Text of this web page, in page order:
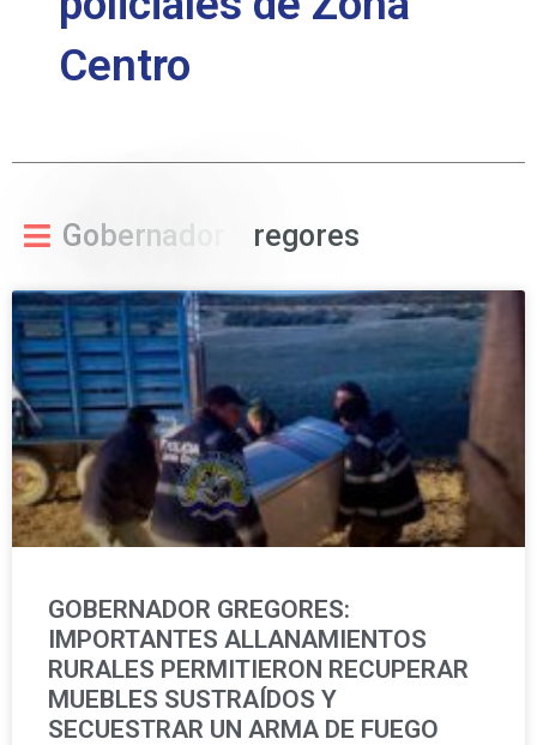
Centro
Go berna regores
GOBERNADOR GREGORES:
IMPORTANTES ALLANAMIENTOS
RURALES PERMITIERON RECUPERAR
MUEBLES SUSTRAÍDOS Y
SECUESTRAR UN ARMA DE FUEGO